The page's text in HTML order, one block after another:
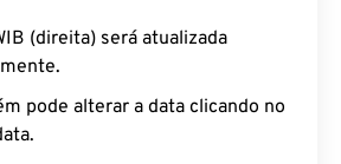
(direita) será atualizada
pode alterar a data clicando no